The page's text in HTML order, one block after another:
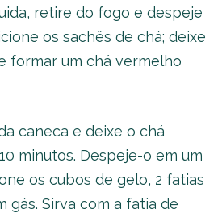
retire do fogo e despeje
os sachês de chá; deixe
formar um chá vermelho
caneca e deixe o chá
minutos. Despeje-o em um
os cubos de gelo, 2 fatias
gás. Sirva com a fatia de